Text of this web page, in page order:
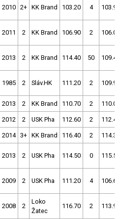
2010 2+ KK Brand 103.20 4 103.90
2011 2 KK Brand 106.90 2 106.00
2013 2 KK Brand 114.40 50 109.40
1985 2 Sláv.HK 111.20 2 109.90
2013 2 KK Brand 110.70 2 110.00
2012 2 USK Pha 112.60 2 112.40
2014 3+ KK Brand 116.40 2 114.30
2013 2 USK Pha 114.50 0 115.50
2009 2 USK Pha 111.20 4 106.60
2008 2
Loko
Žatec
116.70 2 113.90